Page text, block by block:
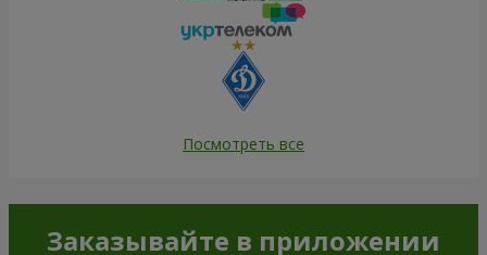
Посмотреть все
Заказывайте в приложении